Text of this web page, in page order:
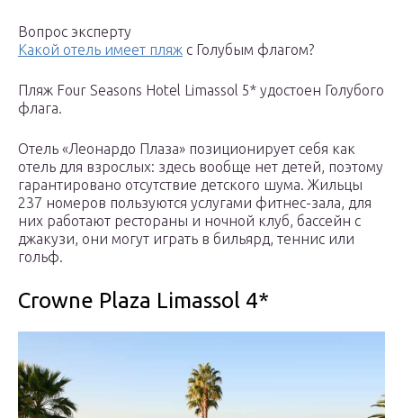
Вопрос эксперту
Какой отель имеет пляж с Голубым флагом?
Пляж Four Seasons Hotel Limassol 5* удостоен Голубого
флага.
Отель «Леонардо Плаза» позиционирует себя как
отель для взрослых: здесь вообще нет детей, поэтому
гарантировано отсутствие детского шума. Жильцы
237 номеров пользуются услугами фитнес-зала, для
них работают рестораны и ночной клуб, бассейн с
джакузи, они могут играть в бильярд, теннис или
гольф.
Crowne Plaza Limassol 4*